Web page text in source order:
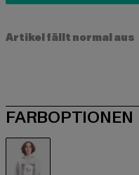
Artikel fällt normal aus
FARBOPTIONEN